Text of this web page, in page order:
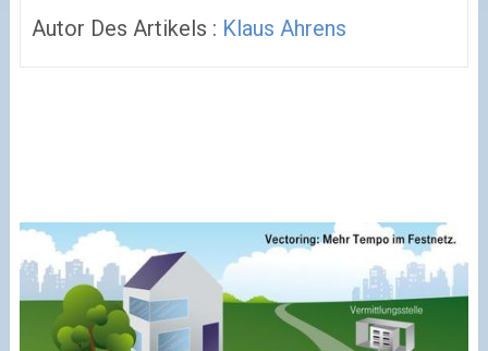
Autor Des Artikels : Klaus Ahrens